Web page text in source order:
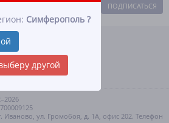
Симферополь ?
другой
ПОДПИСАТЬСЯ
Иваново, ул. Громобоя, д. 1А, офис 202. Телефон